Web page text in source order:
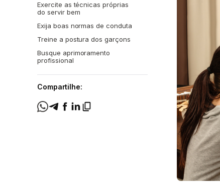
Exercite as técnicas próprias
do servir bem
Exija boas normas de conduta
Treine a postura dos garçons
Busque aprimoramento
profissional
Compartilhe: